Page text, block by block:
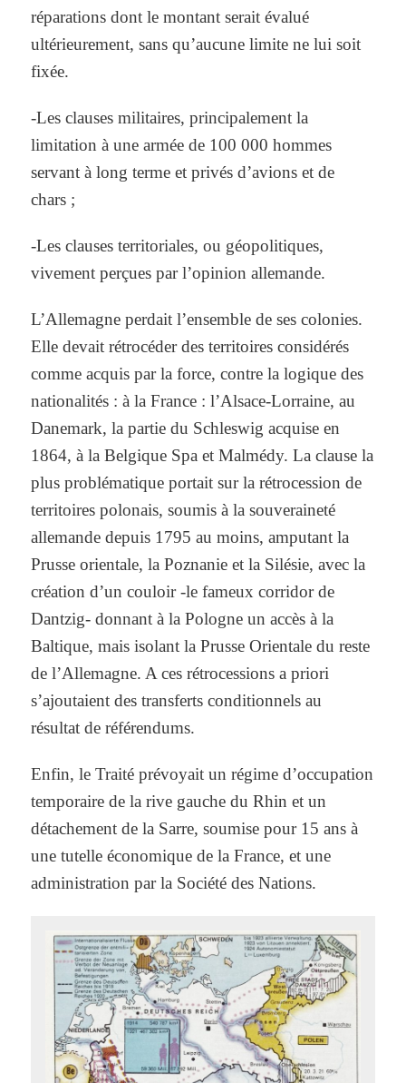
réparations dont le montant serait évalué
ultérieurement, sans qu’aucune limite ne lui soit
fixée.
-Les clauses militaires, principalement la
limitation à une armée de 100 000 hommes
servant à long terme et privés d’avions et de
chars ;
-Les clauses territoriales, ou géopolitiques,
vivement perçues par l’opinion allemande.
L’Allemagne perdait l’ensemble de ses colonies.
Elle devait rétrocéder des territoires considérés
comme acquis par la force, contre la logique des
nationalités : à la France : l’Alsace-Lorraine, au
Danemark, la partie du Schleswig acquise en
1864, à la Belgique Spa et Malmédy. La clause la
plus problématique portait sur la rétrocession de
territoires polonais, soumis à la souveraineté
allemande depuis 1795 au moins, amputant la
Prusse orientale, la Poznanie et la Silésie, avec la
création d’un couloir -le fameux corridor de
Dantzig- donnant à la Pologne un accès à la
Baltique, mais isolant la Prusse Orientale du reste
de l’Allemagne. A ces rétrocessions a priori
s’ajoutaient des transferts conditionnels au
résultat de référendums.
Enfin, le Traité prévoyait un régime d’occupation
temporaire de la rive gauche du Rhin et un
détachement de la Sarre, soumise pour 15 ans à
une tutelle économique de la France, et une
administration par la Société des Nations.